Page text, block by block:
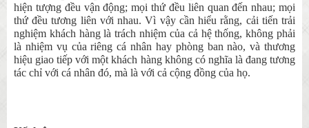
hiện tượng đều vận động; mọi thứ đều liên quan đến nhau; mọi
thứ đều tương liên với nhau. Vì vậy cần hiểu rằng, cải tiến trải
nghiệm khách hàng là trách nhiệm của cả hệ thống, không phải
là nhiệm vụ của riêng cá nhân hay phòng ban nào, và thương
hiệu giao tiếp với một khách hàng không có nghĩa là đang tương
tác chỉ với cá nhân đó, mà là với cả cộng đồng của họ.